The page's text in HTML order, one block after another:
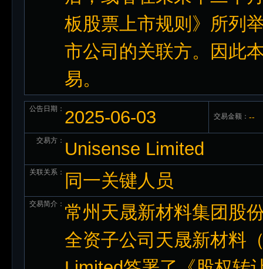
板股票上市规则》所列
市公司的关联方。因此
易。
公告日期： 2025-06-03 交易金额： --
交易方： Unisense Limited
关联关系： 同一关键人员
交易简介： 常州天晟新材料集团股
全资子公司天晟新材料